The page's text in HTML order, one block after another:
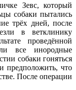
Зевс, который
собаки пытались
трёх дней, после
в ветклинику
проведённой
все инородные
собаки гоняться
предположить, что
После операции